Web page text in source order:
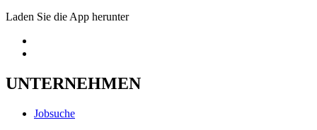
Laden Sie die App herunter
UNTERNEHMEN
Jobsuche